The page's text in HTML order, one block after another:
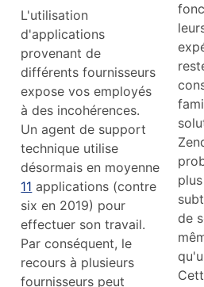
L'utilisation
d'applications
provenant de
différents fournisseurs
expose vos employés
à des incohérences.
Un agent de support
technique utilise
désormais en moyenne
11 applications (contre
six en 2019) pour
effectuer son travail.
Par conséquent, le
recours à plusieurs
fournisseurs peut
de